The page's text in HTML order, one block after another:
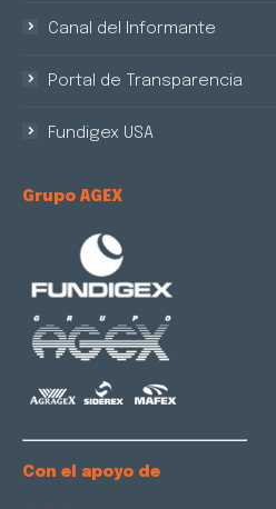
Canal del Informante
Portal de Transparencia
Fundigex USA
Grupo AGEX
Con el apoyo de